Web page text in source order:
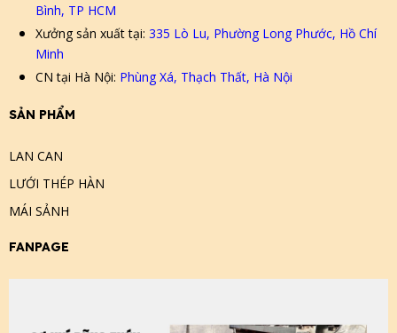
Bình, TP HCM
Xưởng sản xuất tại: 335 Lò Lu, Phường Long Phước, Hồ Chí
Minh
CN tại Hà Nội: Phùng Xá, Thạch Thất, Hà Nội
SẢN PHẨM
LAN CAN
LƯỚI THÉP HÀN
MÁI SẢNH
FANPAGE